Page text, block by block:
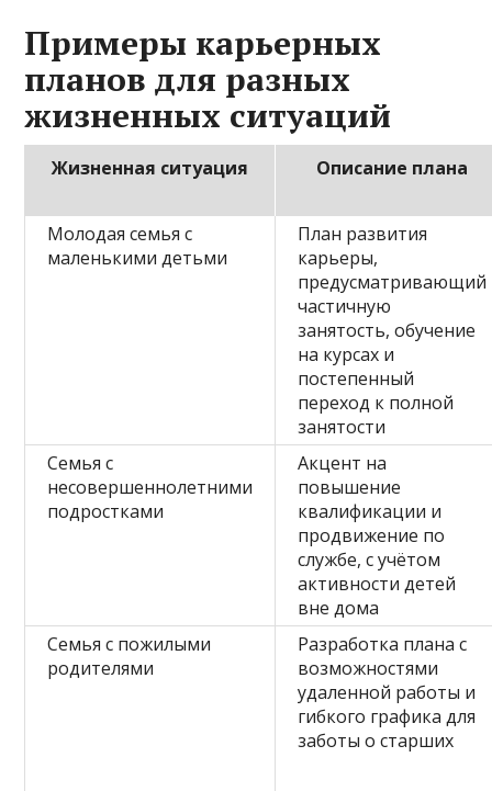
Примеры карьерных
планов для разных
жизненных ситуаций
Жизненная ситуация Описание плана
Молодая семья с
маленькими детьми
План развития
карьеры,
предусматривающий
частичную
занятость, обучение
на курсах и
постепенный
переход к полной
занятости
Семья с
несовершеннолетними
подростками
Акцент на
повышение
квалификации и
продвижение по
службе, с учётом
активности детей
вне дома
Семья с пожилыми
родителями
Разработка плана с
возможностями
удаленной работы и
гибкого графика для
заботы о старших